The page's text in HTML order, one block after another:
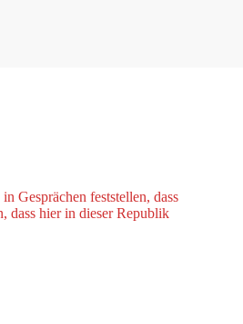
Gesprächen feststellen, dass
dass hier in dieser Republik